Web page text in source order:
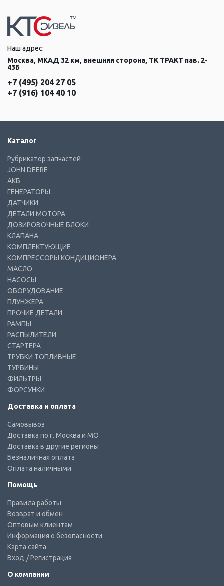
Наш адрес:
Москва, МКАД 32 км, внешняя сторона, ТК ТРАКТ пав. 2-
43Б
+7 (495) 204 27 05
+7 (916) 104 40 10
Каталог
Рубрикатор запчастей
JOHN DEERE
АКБ
ГЕНЕРАТОРЫ
ДАТЧИКИ
ДЕТАЛИ МОТОРА
ДОЗИРОВОЧНЫЕ БЛОКИ
КЛАПАНА
КОМПЛЕКТУЮЩИЕ
КОМПРЕССОРЫ КОНДИЦИОНЕРА
МАСЛО
НАСОСЫ
ОБОРУДОВАНИЕ
ПЛУНЖЕРА
ПРОЧИЕ ДЕТАЛИ
РАМПЫ
РАСПЫЛИТЕЛИ
СТАРТЕРА
ТРУБКИ ТОПЛИВНЫЕ
ТУРБИНЫ
ФИЛЬТРЫ
ФОРСУНКИ
Доставка и оплата
Самовывоз
Доставка по г. Москва и МО
Доставка в другие регионы
Безналичная оплата
Оплата наличными
Помощь
Правила работы
Возврат и обмен
Оптовым клиентам
Информация о безопасности
Карта сайта
Вход / Регистрация
О компании